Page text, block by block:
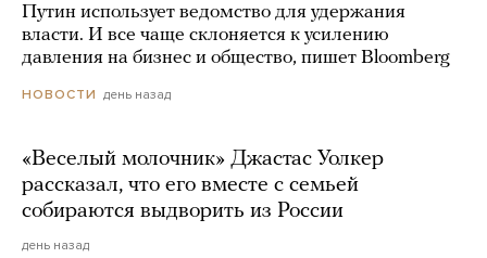
Путин использует ведомство для удержания
власти. И все чаще склоняется к усилению
давления на бизнес и общество, пишет Bloomberg
НОВОСТИ день назад
«Веселый молочник» Джастас Уолкер
рассказал, что его вместе с семьей
собираются выдворить из России
день назад